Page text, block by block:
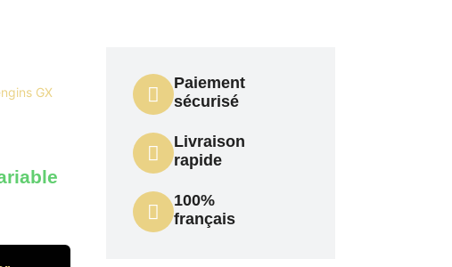
GX
Paiement
sécurisé
Livraison
rapide
100%
français